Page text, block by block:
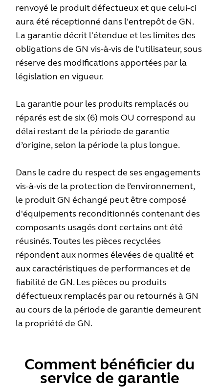
renvoyé le produit défectueux et que celui-ci
aura été réceptionné dans l'entrepôt de GN.
La garantie décrit l'étendue et les limites des
obligations de GN vis-à-vis de l'utilisateur, sous
réserve des modifications apportées par la
législation en vigueur.
La garantie pour les produits remplacés ou
réparés est de six (6) mois OU correspond au
délai restant de la période de garantie
d’origine, selon la période la plus longue.
Dans le cadre du respect de ses engagements
vis-à-vis de la protection de l’environnement,
le produit GN échangé peut être composé
d'équipements reconditionnés contenant des
composants usagés dont certains ont été
réusinés. Toutes les pièces recyclées
répondent aux normes élevées de qualité et
aux caractéristiques de performances et de
fiabilité de GN. Les pièces ou produits
défectueux remplacés par ou retournés à GN
au cours de la période de garantie demeurent
la propriété de GN.
Comment bénéficier du
service de garantie